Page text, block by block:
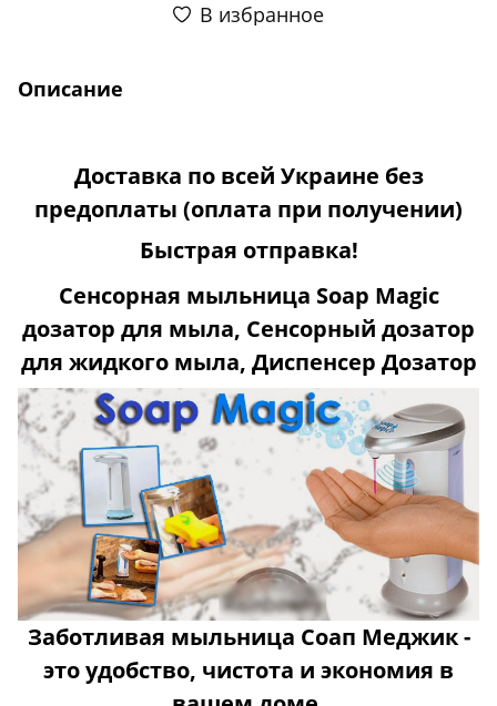
В избранное
Описание
Доставка по всей Украине без
предоплаты (оплата при получении)
Быстрая отправка!
Сенсорная мыльница Soap Magic
дозатор для мыла, Сенсорный дозатор
для жидкого мыла, Диспенсер Дозатор
Заботливая мыльница Соап Меджик -
это удобство, чистота и экономия в